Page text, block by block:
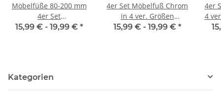
Möbelfüße 80-200 mm
4er Set
[HÖHENVERSTELLBAR]
15,99 € - 19,99 € *
4er Set Möbelfuß Chrom
in 4 ver. Größen
8/10/12/15 cm
15,99 € - 19,99 € *
4er
4
Kategorien